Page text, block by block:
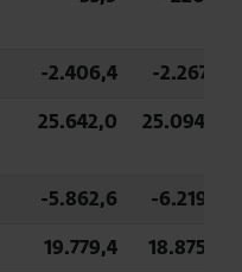
-2.406,4
-2.267,7
25.642,0 25.094,9
-5.862,6
-6.219,7
19.779,4
18.875,2